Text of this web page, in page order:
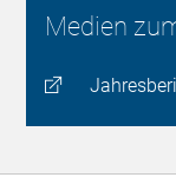
Medien